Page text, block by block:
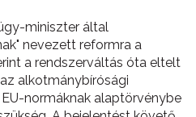
miniszter által
nevezett reformra a
a rendszerváltás óta eltelt
alkotmánybírósági
normáknak alaptörvénybe